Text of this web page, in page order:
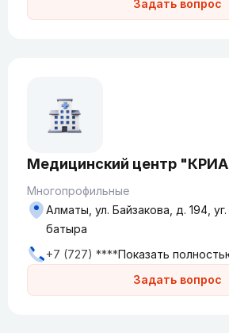
Задать вопрос
Медицинский центр
Многопрофильные
Задать вопрос
Алматы, ул. Байзакова, д. 194,
батыра
+7 (727) ****Показать